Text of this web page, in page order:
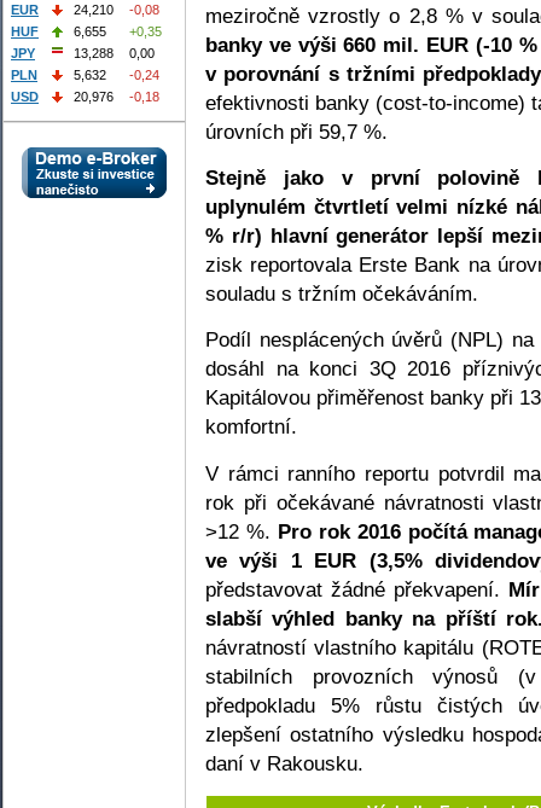
meziročně vzrostly o 2,8 % v
banky ve výši 660 mil. EUR (-10
v porovnání s tržními
efektivnosti banky (cost-to-income)
úrovních při 59,7 %.
Stejně jako v první polovině
uplynulém čtvrtletí velmi nízké
% r/r) hlavní generátor lepší
zisk reportovala Erste Bank na
souladu s tržním očekáváním.
Podíl nesplácených úvěrů (NPL)
dosáhl na konci 3Q 2016
Kapitálovou přiměřenost banky při
komfortní.
V rámci ranního reportu potvrdil
rok při očekávané návratnosti
>12 %. Pro rok 2016 počítá
ve výši 1 EUR (3,5%
představovat žádné překvapení.
slabší výhled banky na příští
návratností vlastního kapitálu
stabilních provozních výnosů
předpokladu 5% růstu čistých
zlepšení ostatního výsledku
daní v Rakousku.
EUR 24,210
-0,08
HUF
6,655
+0,35
JPY
13,288
0,00
PLN
5,632
-0,24
USD
20,976 -0,18